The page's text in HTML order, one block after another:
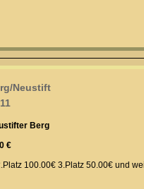
Neustift
Berg
€
100.00€ 3.Platz 50.00€ und